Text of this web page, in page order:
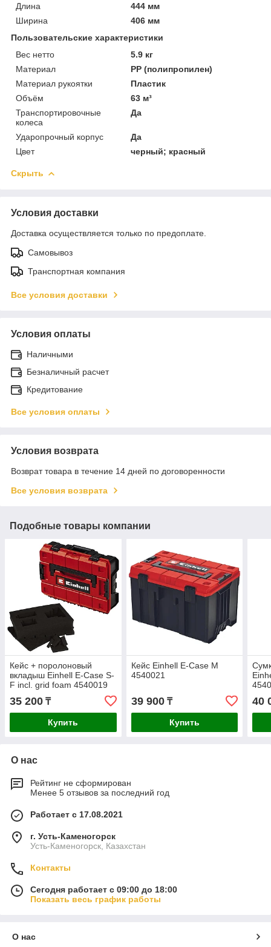
Длина
444 мм
Ширина
406 мм
Пользовательские характеристики
Вес нетто
5.9 кг
Материал
PP (полипропилен)
Материал рукоятки
Пластик
Объём
63 м³
Транспортировочные
колеса
Да
Ударопрочный корпус
Да
Цвет
черный; красный
Скрыть
Условия доставки
Доставка осуществляется только по предоплате.
Самовывоз
Транспортная компания
Все условия доставки
Условия оплаты
Наличными
Безналичный расчет
Кредитование
Все условия оплаты
Условия возврата
Возврат товара в течение 14 дней по договоренности
Все условия возврата
Подобные товары компании
Кейс + поролоновый
вкладыш Einhell E-Case S-
F incl. grid foam 4540019
35 200 ₸
Купить
Кейс Einhell E-Case M
4540021
39 900₸
Купить
40
О нас
Рейтинг не сформирован
Менее 5 отзывов за последний год
Работает с 17.08.2021
г. Усть-Каменогорск
Усть-Каменогорск, Казахстан
Контакты
Сегодня работает с 09:00 до 18:00
Показать весь график работы
О нас